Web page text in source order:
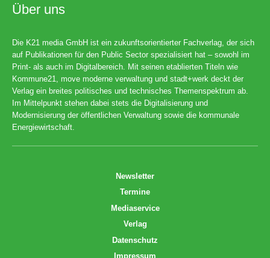
Über uns
Die K21 media GmbH ist ein zukunftsorientierter Fachverlag, der sich
auf Publikationen für den Public Sector spezialisiert hat – sowohl im
Print- als auch im Digitalbereich. Mit seinen etablierten Titeln wie
Kommune21, move moderne verwaltung und stadt+werk deckt der
Verlag ein breites politisches und technisches Themenspektrum ab.
Im Mittelpunkt stehen dabei stets die Digitalisierung und
Modernisierung der öffentlichen Verwaltung sowie die kommunale
Energiewirtschaft.
Newsletter
Termine
Mediaservice
Verlag
Datenschutz
Impressum